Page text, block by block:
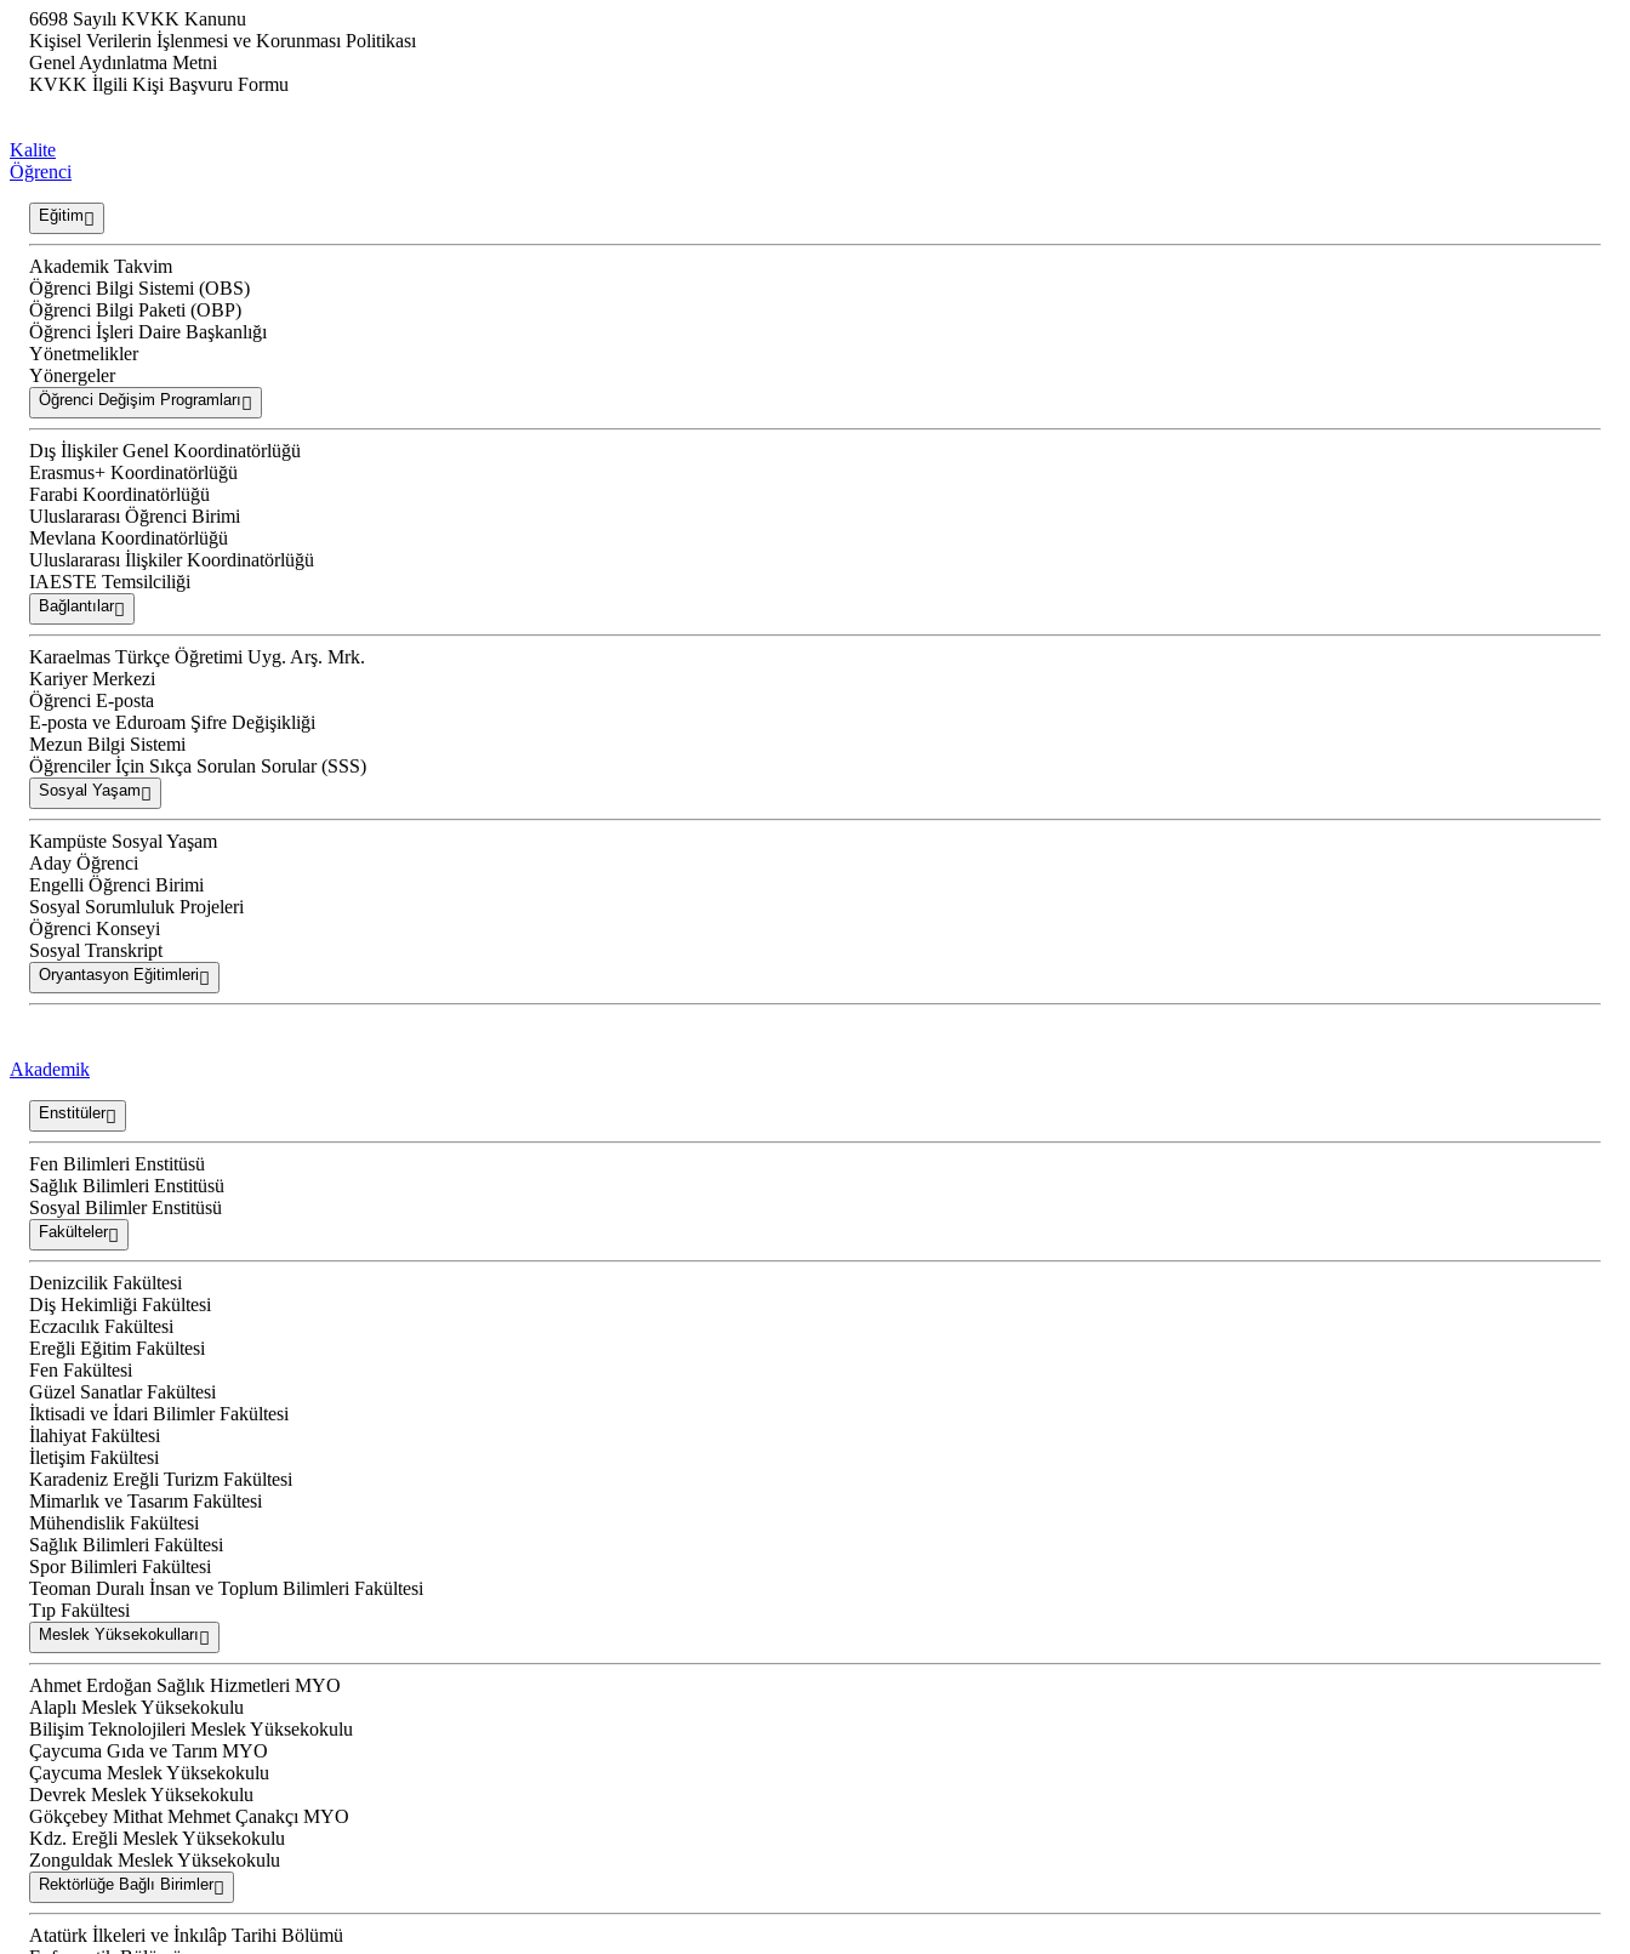
6698 Sayılı KVKK Kanunu
Kişisel Verilerin İşlenmesi ve Korunması Politikası
Genel Aydınlatma Metni
KVKK İlgili Kişi Başvuru Formu
Kalite
Öğrenci
Eğitim
Akademik Takvim
Öğrenci Bilgi Sistemi (OBS)
Öğrenci Bilgi Paketi (OBP)
Öğrenci İşleri Daire Başkanlığı
Yönetmelikler
Yönergeler
Öğrenci Değişim Programları
Dış İlişkiler Genel Koordinatörlüğü
Erasmus+ Koordinatörlüğü
Farabi Koordinatörlüğü
Uluslararası Öğrenci Birimi
Mevlana Koordinatörlüğü
Uluslararası İlişkiler Koordinatörlüğü
IAESTE Temsilciliği
Bağlantılar
Karaelmas Türkçe Öğretimi Uyg. Arş. Mrk.
Kariyer Merkezi
Öğrenci E-posta
E-posta ve Eduroam Şifre Değişikliği
Mezun Bilgi Sistemi
Öğrenciler İçin Sıkça Sorulan Sorular (SSS)
Sosyal Yaşam
Kampüste Sosyal Yaşam
Aday Öğrenci
Engelli Öğrenci Birimi
Sosyal Sorumluluk Projeleri
Öğrenci Konseyi
Sosyal Transkript
Oryantasyon Eğitimleri
Akademik
Enstitüler
Fen Bilimleri Enstitüsü
Sağlık Bilimleri Enstitüsü
Sosyal Bilimler Enstitüsü
Fakülteler
Denizcilik Fakültesi
Diş Hekimliği Fakültesi
Eczacılık Fakültesi
Ereğli Eğitim Fakültesi
Fen Fakültesi
Güzel Sanatlar Fakültesi
İktisadi ve İdari Bilimler Fakültesi
İlahiyat Fakültesi
İletişim Fakültesi
Karadeniz Ereğli Turizm Fakültesi
Mimarlık ve Tasarım Fakültesi
Mühendislik Fakültesi
Sağlık Bilimleri Fakültesi
Spor Bilimleri Fakültesi
Teoman Duralı İnsan ve Toplum Bilimleri Fakültesi
Tıp Fakültesi
Meslek Yüksekokulları
Ahmet Erdoğan Sağlık Hizmetleri MYO
Alaplı Meslek Yüksekokulu
Bilişim Teknolojileri Meslek Yüksekokulu
Çaycuma Gıda ve Tarım MYO
Çaycuma Meslek Yüksekokulu
Devrek Meslek Yüksekokulu
Gökçebey Mithat Mehmet Çanakçı MYO
Kdz. Ereğli Meslek Yüksekokulu
Zonguldak Meslek Yüksekokulu
Rektörlüğe Bağlı Birimler
Atatürk İlkeleri ve İnkılâp Tarihi Bölümü